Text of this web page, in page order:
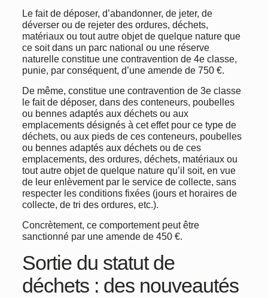
Le fait de déposer, d’abandonner, de jeter, de
déverser ou de rejeter des ordures, déchets,
matériaux ou tout autre objet de quelque nature que
ce soit dans un parc national ou une réserve
naturelle constitue une contravention de 4e classe,
punie, par conséquent, d’une amende de 750 €.
De même, constitue une contravention de 3e classe
le fait de déposer, dans des conteneurs, poubelles
ou bennes adaptés aux déchets ou aux
emplacements désignés à cet effet pour ce type de
déchets, ou aux pieds de ces conteneurs, poubelles
ou bennes adaptés aux déchets ou de ces
emplacements, des ordures, déchets, matériaux ou
tout autre objet de quelque nature qu’il soit, en vue
de leur enlèvement par le service de collecte, sans
respecter les conditions fixées (jours et horaires de
collecte, de tri des ordures, etc.).
Concrètement, ce comportement peut être
sanctionné par une amende de 450 €.
Sortie du statut de
déchets : des nouveautés